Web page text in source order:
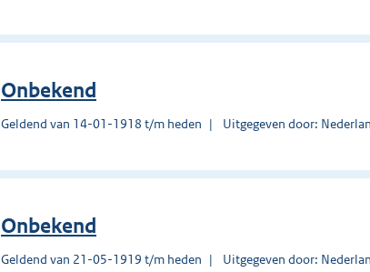
Onbekend
Geldend van 14-01-1918 t/m heden Uitgegeven door:
Onbekend
Geldend van 21-05-1919 t/m heden Uitgegeven door: